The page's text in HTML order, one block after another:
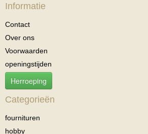
Informatie
Contact
Over ons
Voorwaarden
openingstijden
Herroeping
Categorieën
fournituren
hobby